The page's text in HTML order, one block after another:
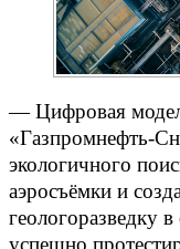
— Цифровая
экологичного
аэросъёмки и
геологоразведку
успешно